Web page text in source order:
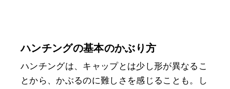
ハンチングの基本のかぶり方
ハンチングは、キャップとは少し形が異なるこ
とから、かぶるのに難しさを感じることも。し